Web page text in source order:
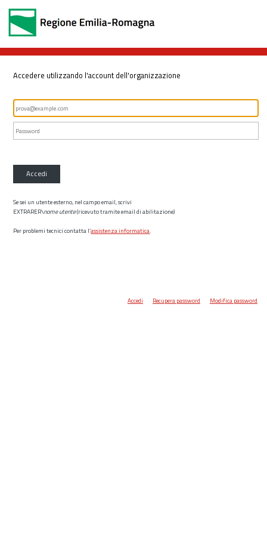
Accedere utilizzando l'account dell'organizzazione
Accedi
Se sei un utente esterno, nel campo email, scrivi
EXTRARER\nome utente(ricevuto tramite email di abilitazione)
Per problemi tecnici contatta l’assistenza informatica.
Accedi Recupera password Modifica password